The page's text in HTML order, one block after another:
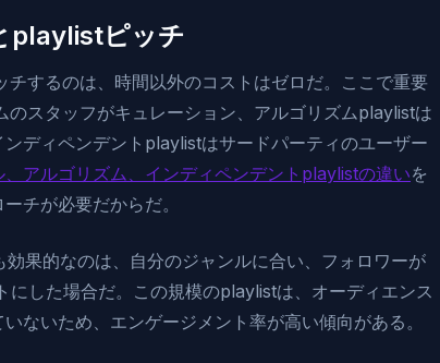
playlistピッチ
チするのは、時間以外のコストはゼロだ。ここで重要
スタッフがキュレーション、アルゴリズムplaylistは
ディペンデントplaylistはサードパーティのユーザー
、アルゴリズム、インディペンデントplaylistの違いを
チが必要だからだ。
果的なのは、自分のジャンルに合い、フォロワーが
した場合だ。この規模のplaylistは、オーディエンス
ないため、エンゲージメント率が高い傾向がある。